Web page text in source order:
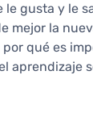
gusta y le
mejor la
qué es
aprendizaje